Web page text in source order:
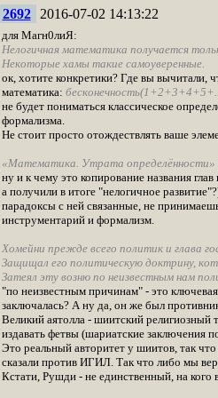
2692 2016-07-02 14:13:22
для Магн0лиЯ:
Нелогичная математика получается
Некоторые хамы такие самоуверенные.
ок, хотите конкретики? Где вы вычитали,
математика:
не будет пониматься классическое
формализма.
Не стоит просто отождествлять ваше
«Математика. Утрата
ну и к чему это копирование названия
а получили в итоге "нелогичное
парадоксы с ней связанные, не
инструментарий и формализм.
Хомейни прежде всего политик и глава
Защищал его политическую доктрину,
Затеял эту возню по неизвестным нам
"по неизвестным причинам" - это
заключалась? А ну да, он же был
Великий аятолла - шиитский
издавать фетвы (шариатские заключения
Это реальный авторитет у шиитов, так
сказали против ИГИЛ. Так что либо мы
Кстати, Рушди - не единственный, на